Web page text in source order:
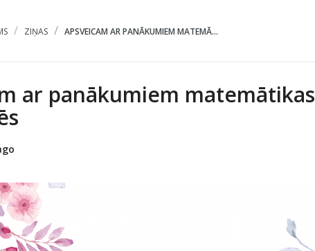
ZIŅAS APSVEICAM AR PANĀKUMIEM MATEMĀ...
ar panākumiem matemātikas